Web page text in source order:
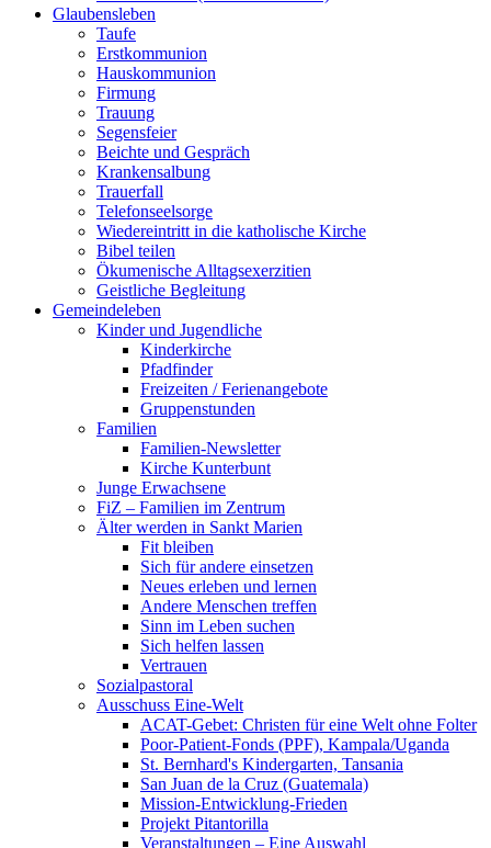
Glaubensleben
Taufe
Erstkommunion
Hauskommunion
Firmung
Trauung
Segensfeier
Beichte und Gespräch
Krankensalbung
Trauerfall
Telefonseelsorge
Wiedereintritt in die katholische Kirche
Bibel teilen
Ökumenische Alltagsexerzitien
Geistliche Begleitung
Gemeindeleben
Kinder und Jugendliche
Kinderkirche
Pfadfinder
Freizeiten / Ferienangebote
Gruppenstunden
Familien
Familien-Newsletter
Kirche Kunterbunt
Junge Erwachsene
FiZ – Familien im Zentrum
Älter werden in Sankt Marien
Fit bleiben
Sich für andere einsetzen
Neues erleben und lernen
Andere Menschen treffen
Sinn im Leben suchen
Sich helfen lassen
Vertrauen
Sozialpastoral
Ausschuss Eine-Welt
ACAT-Gebet: Christen für eine Welt ohne Folter
Poor-Patient-Fonds (PPF), Kampala/Uganda
St. Bernhard's Kindergarten, Tansania
San Juan de la Cruz (Guatemala)
Mission-Entwicklung-Frieden
Projekt Pitantorilla
Veranstaltungen – Eine Auswahl